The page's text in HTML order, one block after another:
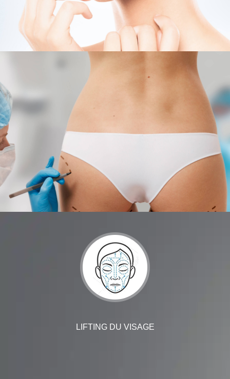
CHIRURGIE DU VISAGE - LIFTING DU VISAGE -RHINOPLASTIE
Lifting du visage - rhinoplastie
LIPOSUCCION - LIFTING BRÉSILIEN DES FESSES
Chirurgie de la Silhouette
LIFTING DU VISAGE